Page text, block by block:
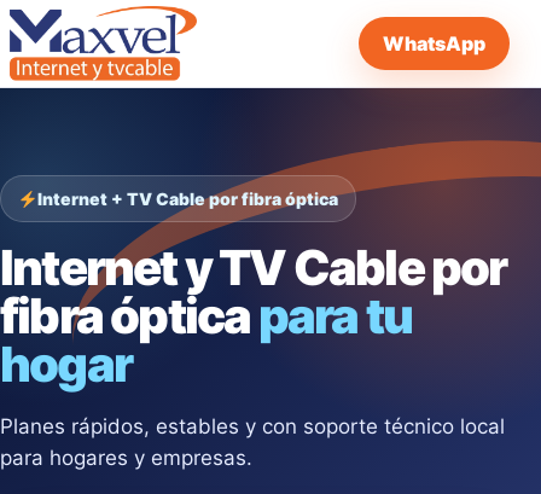
WhatsApp
Internet + TV Cable por fibra óptica
Internet y TV Cable por
fibra ópticapara tu
hogar
Planes rápidos, estables y con soporte técnico local
para hogares y empresas.